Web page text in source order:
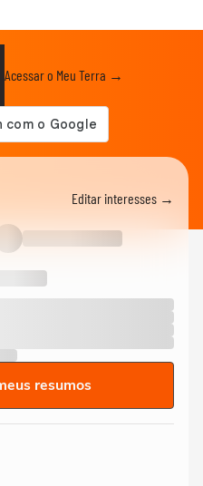
Acessar o Meu Terra →
Editar interesses →
resumos